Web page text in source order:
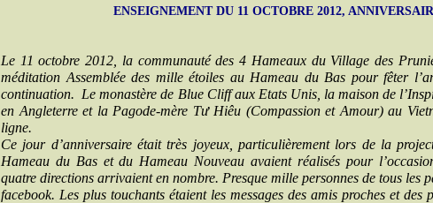
ENSEIGNEMENT DU 11 OCTOBRE 2012,
Le 11 octobre 2012, la communauté des 4 Hameaux du Village des
méditation Assemblée des mille étoiles au Hameau du Bas pour fêter
continuation. Le monastère de Blue Cliff aux Etats Unis, la maison de
en Angleterre et la Pagode-mère Tư Hiêu (Compassion et Amour) au
ligne.
Ce jour d’anniversaire était très joyeux, particulièrement lors de la
Hameau du Bas et du Hameau Nouveau avaient réalisés pour
quatre directions arrivaient en nombre. Presque mille personnes de tous les
facebook. Les plus touchants étaient les messages des amis proches et